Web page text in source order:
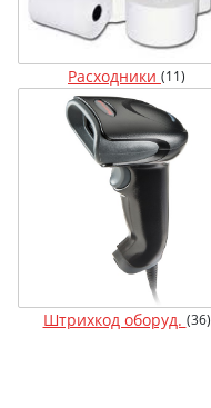
Расходники (11)
Штрихкод оборуд. (36)